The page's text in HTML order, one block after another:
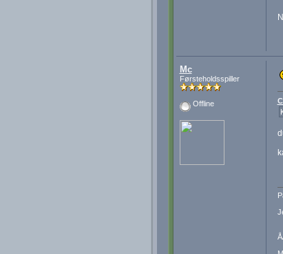
Mc
Førsteholdsspiller
Offline